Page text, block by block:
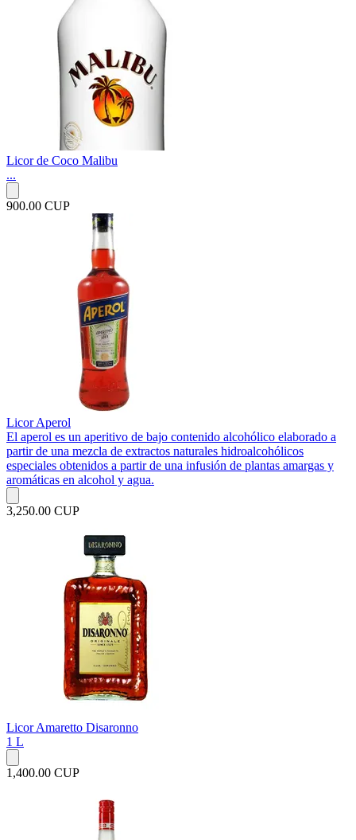
Licor de Coco Malibu
...
900.00 CUP
Licor Aperol
El aperol es un aperitivo de bajo contenido alcohólico elaborado a
partir de una mezcla de extractos naturales hidroalcohólicos
especiales obtenidos a partir de una infusión de plantas amargas y
aromáticas en alcohol y agua.
3,250.00 CUP
Licor Amaretto Disaronno
1 L
1,400.00 CUP